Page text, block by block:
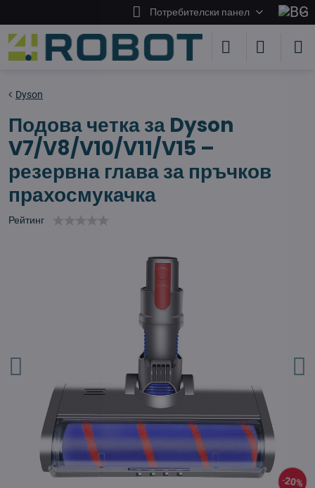
Потребителски панел
20%
Dyson
Подова четка за Dyson
V7/V8/V10/V11/V15 –
резервна глава за пръчков
прахосмукачка
Рейтинг